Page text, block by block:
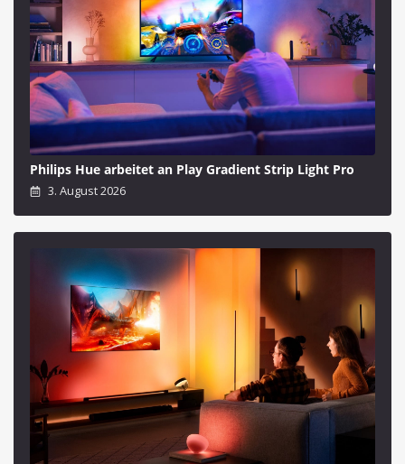
Philips Hue arbeitet an Play Gradient Strip Light Pro
3. August 2026